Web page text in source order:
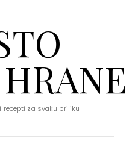
recepti za svaku priliku